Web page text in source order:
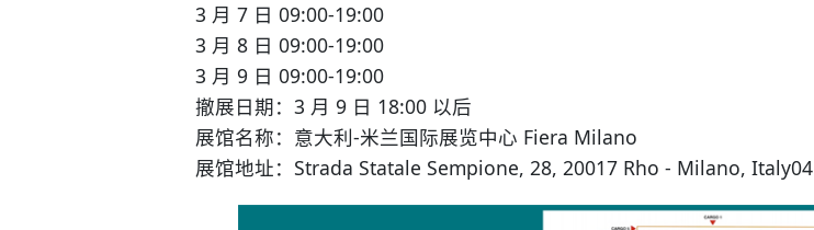
3 月 7 日 09:00-19:00
3 月 8 日 09:00-19:00
3 月 9 日 09:00-19:00
撤展日期：3 月 9 日 18:00 以后
展馆名称：意大利-米兰国际展览中心 Fiera Milano
展馆地址：Strada Statale Sempione, 28, 20017 Rho - Milano, Italy04